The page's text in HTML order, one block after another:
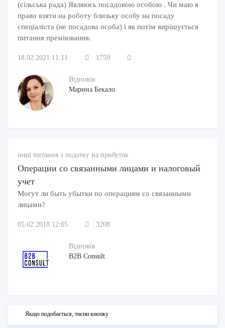
(сільська рада) Являюсь посадовою особою . Чи маю я
право взяти на роботу близьку особу на посаду
спеціаліста (не посадова особа) і як потім вирішується
питання преміювання.
18.02.2021 11:11 1759
Відповів
Марина Бекало
інші питання з податку на прибуток
Операции со связанными лицами и налоговый
учет
Могут ли быть убытки по операциям со связанными
лицами?
05.02.2018 12:05 3208
Відповів
B2B Consult
Якщо подобається, тисни кнопку